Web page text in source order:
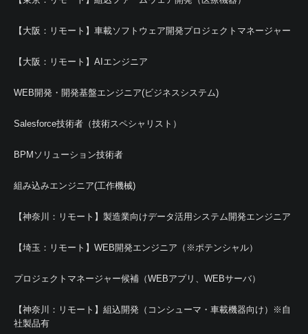
【大阪：リモート】車載ソフトウェア開発プロジェクトマネージャー
【大阪：リモート】AIエンジニア
WEB開発・開発基盤エンジニア(ビジネスシステム)
Salesforce技術者（技術スペシャリスト）
BPMソリューション技術者
組み込みエンジニア(工作機械)
【神奈川：リモート】製造業向けデータ活用システム開発エンジニア
【埼玉：リモート】WEB開発エンジニア（※ポテンシャル）
プロジェクトマネージャー候補（WEBアプリ、WEBサーバ）
【神奈川：リモート】組込開発（コンシューマ・車載機器向け）※自
社製品有